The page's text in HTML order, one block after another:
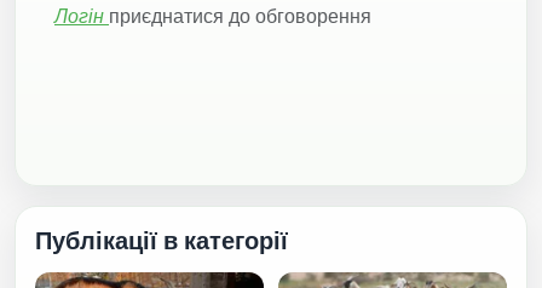
Логін приєднатися до обговорення
Публікації в категорії